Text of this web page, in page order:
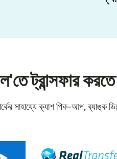
ট্রান্সফার
সাহায্যে ক্যাশ পিক-আপ, ব্যাঙ্ক